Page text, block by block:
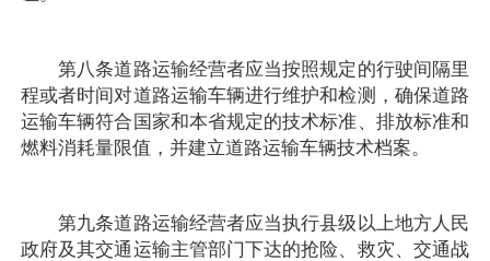
第八条道路运输经营者应当按照规定的行驶间隔里
程或者时间对道路运输车辆进行维护和检测，确保道路
运输车辆符合国家和本省规定的技术标准、排放标准和
燃料消耗量限值，并建立道路运输车辆技术档案。
第九条道路运输经营者应当执行县级以上地方人民
政府及其交通运输主管部门下达的抢险、救灾、交通战